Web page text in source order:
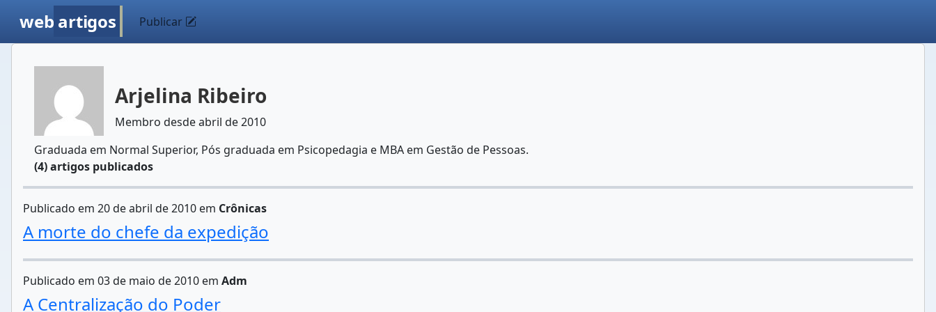
web artigos Publicar
Arjelina Ribeiro
Membro desde abril de 2010
Graduada em Normal Superior, Pós graduada em Psicopedagia e MBA em Gestão de Pessoas.
(4) artigos publicados
Publicado em 20 de abril de 2010 em Crônicas
A morte do chefe da expedição
Publicado em 03 de maio de 2010 em Adm
A Centralização do Poder